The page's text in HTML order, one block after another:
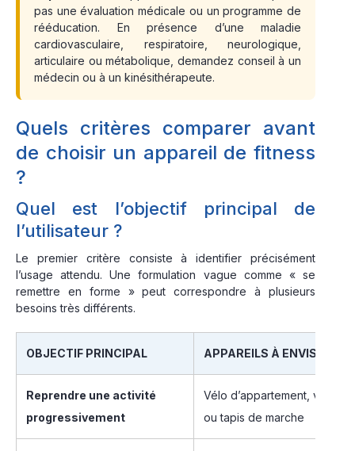
pas une évaluation médicale ou un programme de
rééducation. En présence d’une maladie
cardiovasculaire, respiratoire, neurologique,
articulaire ou métabolique, demandez conseil à un
médecin ou à un kinésithérapeute.
Quels critères comparer avant
de choisir un appareil de fitness
?
Quel est l’objectif principal de
l’utilisateur ?
Le premier critère consiste à identifier précisément
l’usage attendu. Une formulation vague comme « se
remettre en forme » peut correspondre à plusieurs
besoins très différents.
OBJECTIF PRINCIPAL APPAREILS À ENVISAGER
Reprendre une activité
progressivement
Vélo d’appartement, vélo
ou tapis de marche